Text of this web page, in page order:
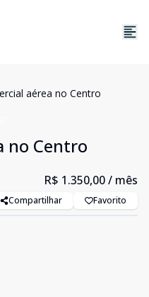
aérea no Centro
no Centro
R$ 1.350,00/ mês
Compartilhar Favorito